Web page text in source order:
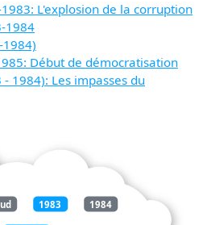
L'explosion de la corruption
1984
1984)
Début de démocratisation
1984): Les impasses du
1983 1984